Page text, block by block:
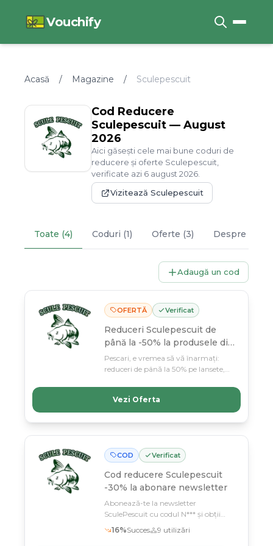
Vouchify
Acasă / Magazine / Sculepescuit
Cod Reducere
Sculepescuit — August
2026
Aici găsești cele mai bune coduri de
reducere și oferte Sculepescuit
verificate azi 6 august 2026
Vizitează Sculepescuit
Toate (4) Coduri (1) Oferte (3) Despre
Adaugă un cod
OFERTĂ Verificat
Reduceri Sculepescuit de
până la -50% la produsele din
selecție
Pescari, e vremea să vă înarmați:
reduceri de până la 50% pe lansete,
potrivit cu prețuri care-ți taie
răsuflarea!
Vezi Oferta
COD Verificat
Cod reducere Sculepescuit
-30% la abonare newsletter
Abonează-te la newsletter
SculePescuit cu codul N*** și obții
30% reducere la articolele de pescuit și
16%Succes 9 utilizări